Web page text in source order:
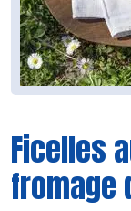
Ficelles
fromage